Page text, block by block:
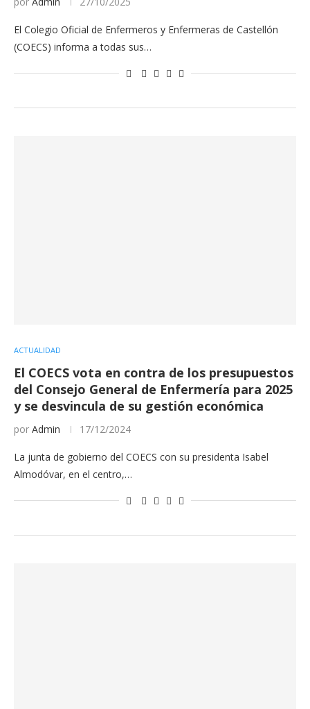
El Colegio Oficial de Enfermeros y Enfermeras de Castellón
(COECS) informa a todas sus…
ACTUALIDAD
El COECS vota en contra de los presupuestos
del Consejo General de Enfermería para 2025
y se desvincula de su gestión económica
por Admin 17/12/2024
La junta de gobierno del COECS con su presidenta Isabel
Almodóvar, en el centro,…